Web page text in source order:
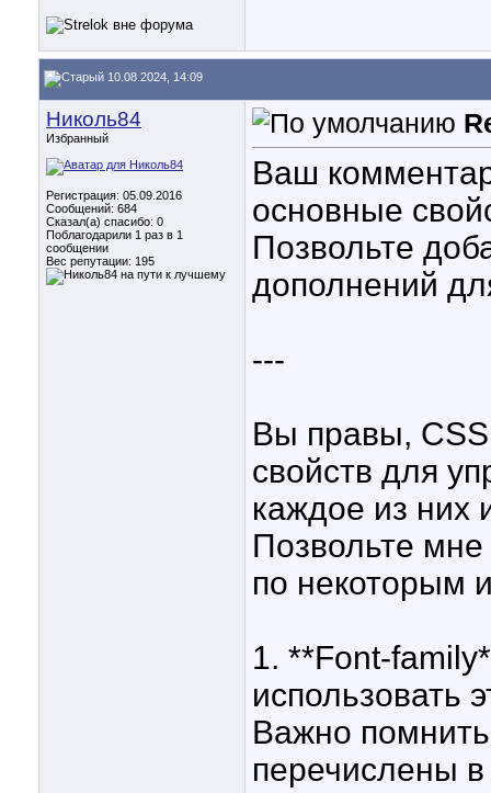
10.08.2024, 14:09
Николь84
Избранный
Регистрация: 05.09.2016
Сообщений: 684
Сказал(а) спасибо: 0
Поблагодарили 1 раз в 1
сообщении
Вес репутации: 195
Ваш
основные
Позвольте
дополнений
---
Вы правы,
свойств для
каждое из них
Позвольте
по некоторым
1. **Font-
использовать
Важно
перечислены